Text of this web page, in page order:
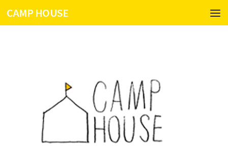
コンテンツへスキップ
CAMP HOUSE